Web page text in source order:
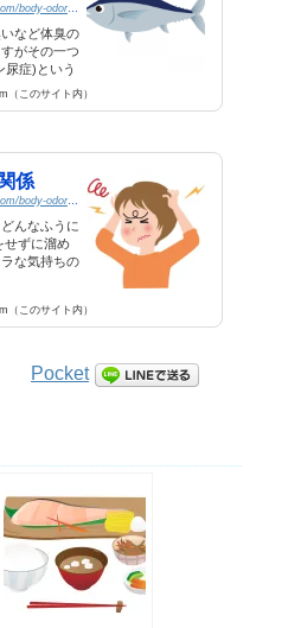
http://body-odor-improvement.com/body-odor/trimethylamine.html
など体臭の
がその一つ
尿症)という
（このサイト内）
係
http://body-odor-improvement.com/body-odor/relation-between-a-stress-and-a-body-odor.html
んなふうに
せずに溜め
な気持ちの
（このサイト内）
Pocket